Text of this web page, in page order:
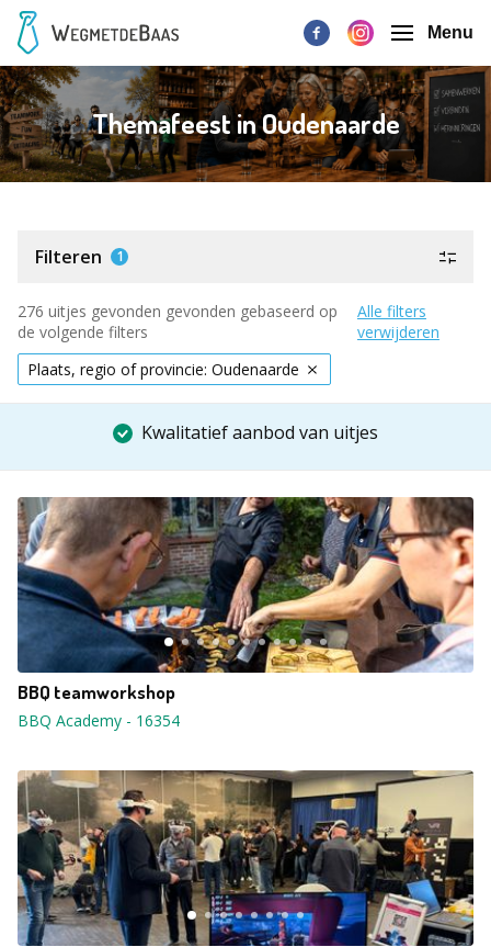
Menu
Themafeest in Oudenaarde
Filteren 1
276 uitjes gevonden gevonden gebaseerd op
de volgende filters
Alle filters
verwijderen
Plaats, regio of provincie: Oudenaarde
Kwalitatief aanbod van uitjes
BBQ teamworkshop
BBQ Academy - 16354